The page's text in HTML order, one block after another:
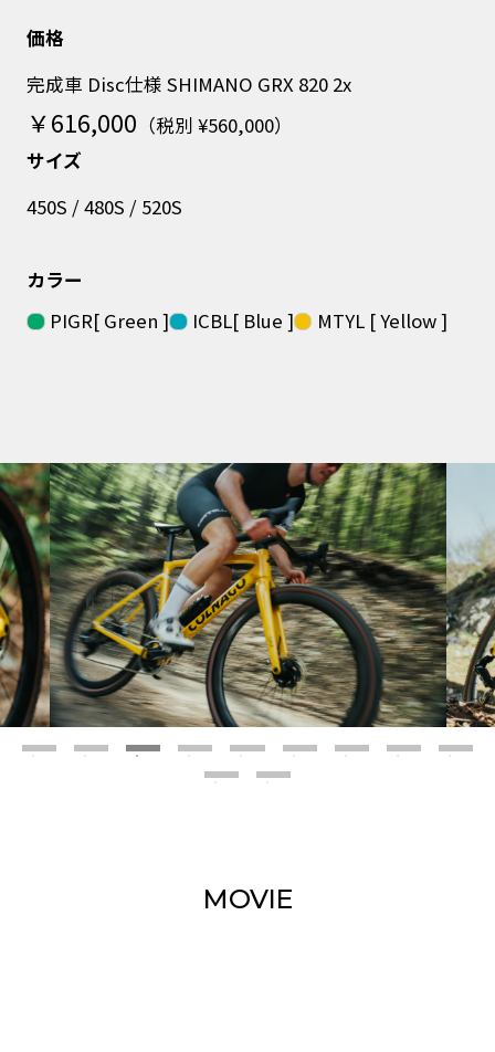
価格
完成車 Disc仕様 SHIMANO GRX 820 2x
￥616,000 （税別 ¥560,000）
サイズ
450S / 480S / 520S
カラー
PIGR[ Green ]
ICBL[ Blue ] MTYL [ Yellow ]
MOVIE